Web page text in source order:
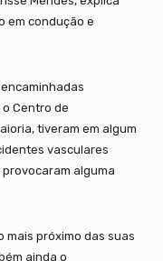
em condução e
Centro de
tiveram em algum
vasculares
alguma
mais próximo das suas
ainda o